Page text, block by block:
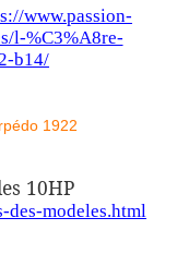
www.passion-
l-%C3%A8re-
b14/
10HP
des-modeles.html